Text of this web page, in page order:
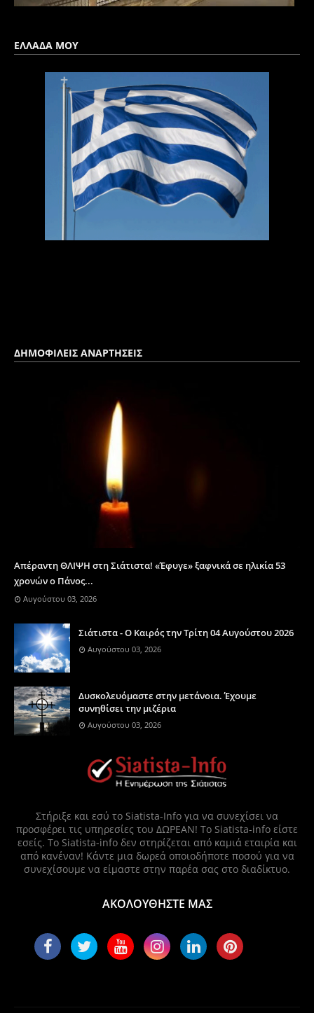
ΕΛΛΑΔΑ ΜΟΥ
ΔΗΜΟΦΙΛΕΙΣ ΑΝΑΡΤΗΣΕΙΣ
Απέραντη ΘΛΙΨΗ στη Σιάτιστα! «Έφυγε» ξαφνικά σε ηλικία 53
χρονών ο Πάνος...
Αυγούστου 03, 2026
Σιάτιστα - Ο Καιρός την Τρίτη 04 Αυγούστου 2026
Αυγούστου 03, 2026
Δυσκολευόμαστε στην μετάνοια. Έχουμε
συνηθίσει την μιζέρια
Αυγούστου 03, 2026
Στήριξε και εσύ το Siatista-Info για να συνεχίσει να
προσφέρει τις υπηρεσίες του ΔΩΡΕΑΝ! Το Siatista-info είστε
εσείς. Το Siatista-info δεν στηρίζεται από καμιά εταιρία και
από κανέναν! Κάντε μια δωρεά οποιοδήποτε ποσού για να
συνεχίσουμε να είμαστε στην παρέα σας στο διαδίκτυο.
ΑΚΟΛΟΥΘΗΣΤΕ ΜΑΣ